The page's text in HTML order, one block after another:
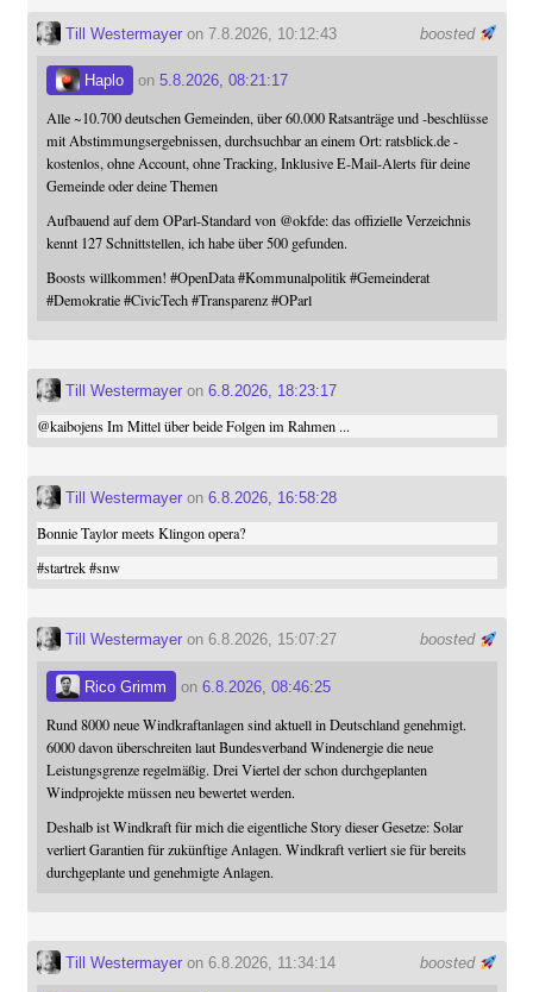
boosted
Till Westermayeron 7.8.2026, 10:12:43
Haplo on 5.8.2026, 08:21:17
Alle ~10.700 deutschen Gemeinden, über 60.000 Ratsanträge und -beschlüsse
mit Abstimmungsergebnissen, durchsuchbar an einem Ort: ratsblick.de -
kostenlos, ohne Account, ohne Tracking, Inklusive E-Mail-Alerts für deine
Gemeinde oder deine Themen
Aufbauend auf dem OParl-Standard von @okfde: das offizielle Verzeichnis
kennt 127 Schnittstellen, ich habe über 500 gefunden.
Boosts willkommen! #OpenData #Kommunalpolitik #Gemeinderat
#Demokratie #CivicTech #Transparenz #OParl
Till Westermayeron 6.8.2026, 18:23:17
@kaibojensIm Mittel über beide Folgen im Rahmen ...
Till Westermayeron 6.8.2026, 16:58:28
Bonnie Taylor meets Klingon opera?
#startrek #snw
boosted
Till Westermayeron 6.8.2026, 15:07:27
Rico Grimm on 6.8.2026, 08:46:25
Rund 8000 neue Windkraftanlagen sind aktuell in Deutschland genehmigt.
6000 davon überschreiten laut Bundesverband Windenergie die neue
Leistungsgrenze regelmäßig. Drei Viertel der schon durchgeplanten
Windprojekte müssen neu bewertet werden.
Deshalb ist Windkraft für mich die eigentliche Story dieser Gesetze: Solar
verliert Garantien für zukünftige Anlagen. Windkraft verliert sie für bereits
durchgeplante und genehmigte Anlagen.
boosted
Till Westermayeron 6.8.2026, 11:34:14